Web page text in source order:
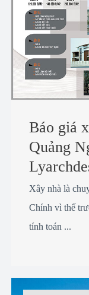
Báo giá
Quảng
Xây nhà là
Chính vì thế
tính toán ...